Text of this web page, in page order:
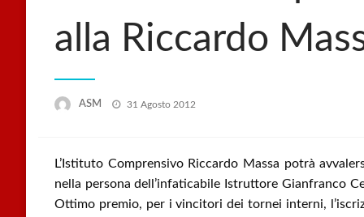
alla Riccardo
ASM
Posted
31 Agosto 2012
L’Istituto Comprensivo Riccardo Massa potrà
nella persona dell’infaticabile Istruttore Gianfranco
Ottimo premio, per i vincitori dei tornei interni,